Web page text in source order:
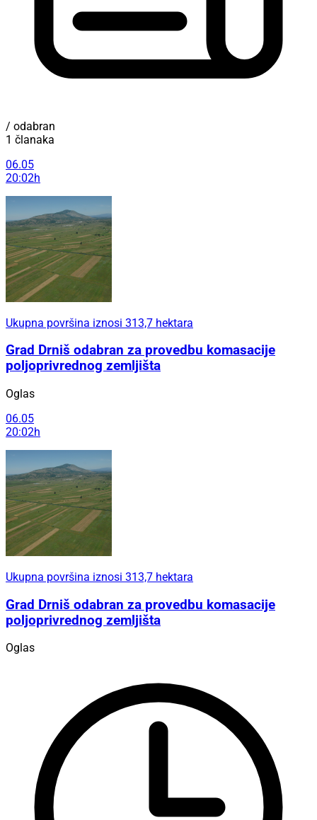
/ odabran
1 članaka
06.05
20:02h
Ukupna površina iznosi 313,7 hektara
Grad Drniš odabran za provedbu komasacije
poljoprivrednog zemljišta
Oglas
06.05
20:02h
Ukupna površina iznosi 313,7 hektara
Grad Drniš odabran za provedbu komasacije
poljoprivrednog zemljišta
Oglas